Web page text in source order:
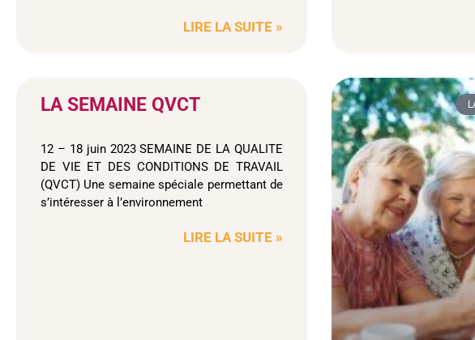
LIRE LA SUITE »
LA SEMAINE QVCT
12 – 18 juin 2023 SEMAINE DE LA QUALITE
DE VIE ET DES CONDITIONS DE TRAVAIL
(QVCT) Une semaine spéciale permettant de
s’intéresser à l’environnement
LIRE LA SUITE »